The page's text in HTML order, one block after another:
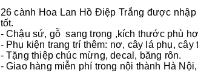
26 cành Hoa Lan Hồ Điệp Trắng được nhập
tốt.
- Chậu sứ, gỗ sang trọng ,kích thước phù
- Phụ kiện trang trí thêm: nơ, cây lá phụ, cây
- Tặng thiệp chúc mừng, decal, băng rôn.
- Giao hàng miễn phí trong nội thành Hà